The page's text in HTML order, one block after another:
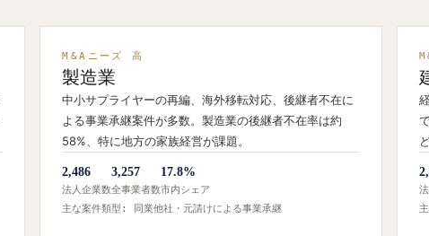
M&Aニーズ 高
製造業
中小サプライヤーの再編、海外移転対応、後継者不在に
よる事業承継案件が多数。製造業の後継者不在率は約
58%、特に地方の家族経営が課題。
2,486
法人企業数
3,257
全事業者数
17.8%
市内シェア
主な案件類型: 同業他社・元請けによる事業承継